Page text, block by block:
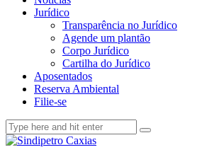
Jurídico
Transparência no Jurídico
Agende um plantão
Corpo Jurídico
Cartilha do Jurídico
Aposentados
Reserva Ambiental
Filie-se